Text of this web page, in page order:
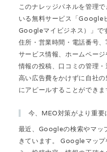
このナレッジパネルを管理
いる無料サービス「Google
Googleマイビジネス）」で
住所・営業時間・電話番号
サービス情報、ホームペー
情報の投稿、口コミの管理・
高い広告費をかけずに自社
にアピールすることができま
今、MEO対策がより重要
最近、Googleの検索やマッ
きています。 Googleマッ